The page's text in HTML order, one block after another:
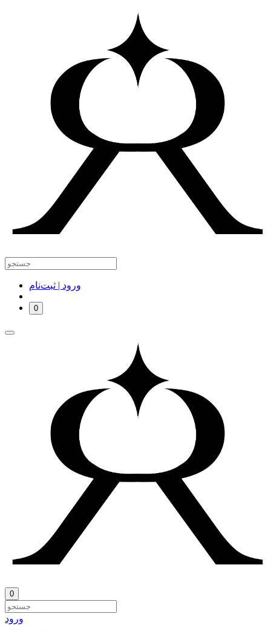
ورود | ثبت‌نام
0
0
ورود